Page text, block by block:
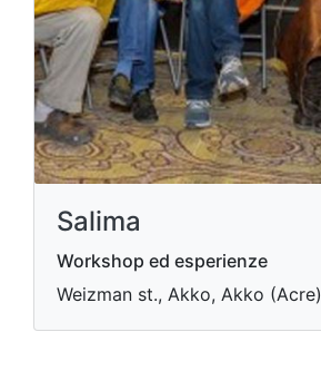
Salima
Workshop ed esperienze
Weizman st., Akko, Akko (Acre)